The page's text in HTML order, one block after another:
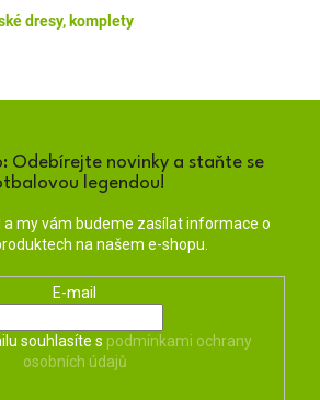
dresy, komplety
Odebírejte novinky a staňte se
legendou!
a my vám budeme zasílat informace o
na našem e-shopu.
E-mail
souhlasíte s podmínkami ochrany
osobních údajů